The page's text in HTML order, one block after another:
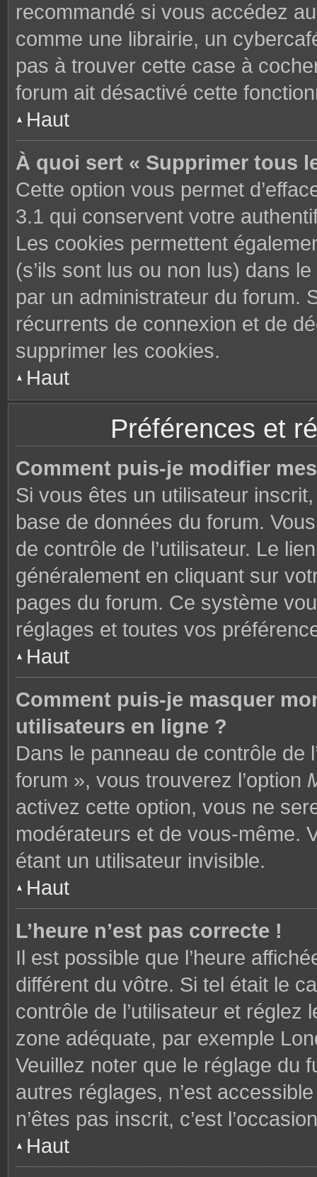
recommandé si vous accédez
comme une librairie, un
pas à trouver cette case à
forum ait désactivé cette
Haut
À quoi sert « Supprimer tous
Cette option vous permet
3.1 qui conservent votre
Les cookies permettent
(s’ils sont lus ou non lus) dans
par un administrateur du forum.
récurrents de connexion et de
supprimer les cookies.
Haut
Préférences et
Comment puis-je modifier
Si vous êtes un utilisateur
base de données du forum.
de contrôle de l’utilisateur. Le
généralement en cliquant sur
pages du forum. Ce système
réglages et toutes vos
Haut
Comment puis-je masquer
utilisateurs en ligne ?
Dans le panneau de contrôle de
forum », vous trouverez l’option
activez cette option, vous ne
modérateurs et de vous-même.
étant un utilisateur invisible.
Haut
L’heure n’est pas correcte !
Il est possible que l’heure
différent du vôtre. Si tel était le
contrôle de l’utilisateur et
zone adéquate, par exemple
Veuillez noter que le réglage du
autres réglages, n’est
n’êtes pas inscrit, c’est
Haut